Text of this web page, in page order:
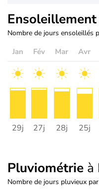
Ensoleillement
Nombre de jours ensoleillés
Jan Fév Mar Avr
29j 27j 28j 25j
Pluviométrie à
Nombre de jours pluvieux